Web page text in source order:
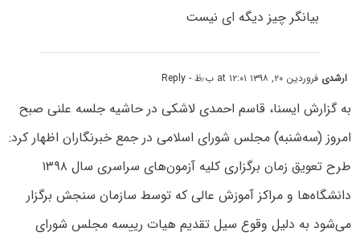
بیانگر چیز دیگه ای نیست
ارشدی فروردین ۲۰, ۱۳۹۸ at ۱۲:۰۱ ب٫ظ - Reply
به گزارش ایسنا، قاسم احمدی لاشکی در حاشیه جلسه علنی صبح
امروز (سه‌شنبه) مجلس شورای اسلامی در جمع خبرنگاران اظهار کرد:
طرح تعویق زمان برگزاری کلیه آزمون‌های سراسری سال ۱۳۹۸
دانشگاه‌ها و مراکز آموزش عالی که توسط سازمان سنجش برگزار
می‌شود به دلیل وقوع سیل تقدیم هیات رییسه مجلس شورای